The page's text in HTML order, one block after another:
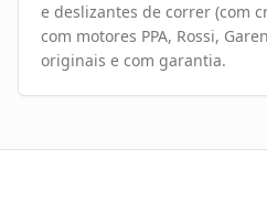
e deslizantes de correr (com
com motores PPA, Rossi,
originais e com garantia.